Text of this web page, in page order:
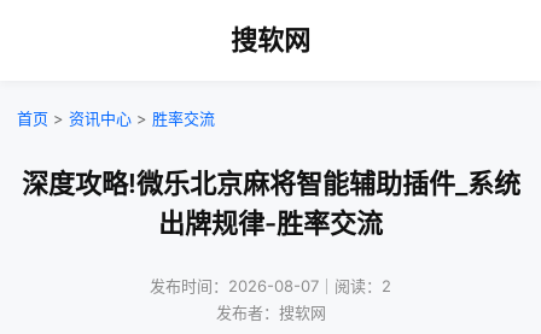
搜软网
首页 > 资讯中心 > 胜率交流
深度攻略!微乐北京麻将智能辅助插件_系统
出牌规律-胜率交流
发布时间：2026-08-07｜阅读：2
发布者：搜软网